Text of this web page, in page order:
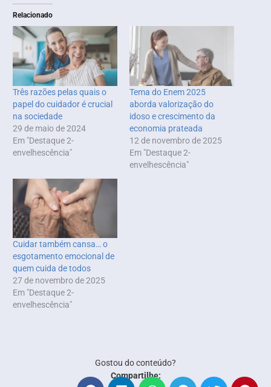
Relacionado
Três razões pelas quais o
papel do cuidador é crucial
na sociedade
29 de maio de 2024
Em "Destaque 2-
envelhescência"
Tema do Enem 2025
aborda valorização do
idoso e crescimento da
economia prateada
12 de novembro de 2025
Em "Destaque 2-
envelhescência"
Cuidar também cansa… o
esgotamento emocional de
quem cuida de todos
27 de novembro de 2025
Em "Destaque 2-
envelhescência"
Gostou do conteúdo?
Compartilhe: